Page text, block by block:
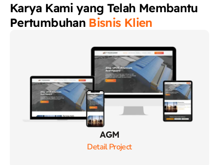
Karya Kami yang Telah Membantu
Pertumbuhan Bisnis Klien
AGM
Detail Project